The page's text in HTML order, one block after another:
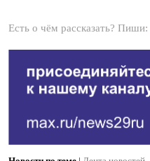
Есть о чём рассказать? Пиши: